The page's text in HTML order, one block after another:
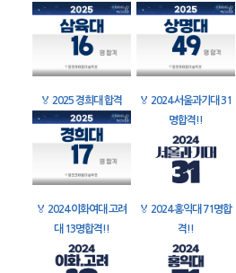
🏅 2025 경희대 합격 🏅 2024 서울과기대 31
명합격!!
🏅 2024 이화여대 고려
대 13명합격!!
🏅 2024 홍익대 71명합
격!!